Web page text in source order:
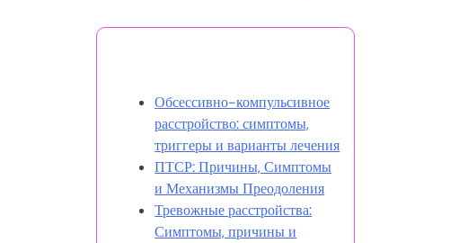
Обсессивно-компульсивное
расстройство: симптомы,
триггеры и варианты лечения
ПТСР: Причины, Симптомы
и Механизмы Преодоления
Тревожные расстройства:
Симптомы, причины и